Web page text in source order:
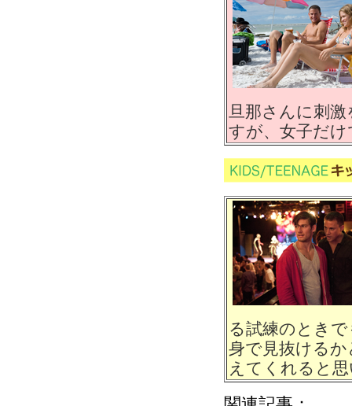
旦那さんに刺
すが、女子だ
る試練のとき
身で見抜ける
えてくれると